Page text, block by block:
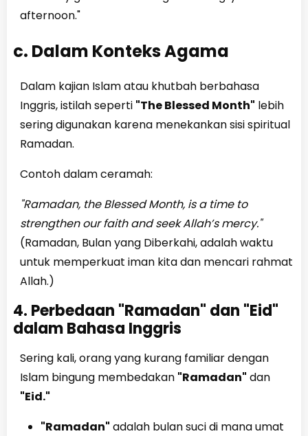
afternoon."
c. Dalam Konteks Agama
Dalam kajian Islam atau khutbah berbahasa
Inggris, istilah seperti "The Blessed Month" lebih
sering digunakan karena menekankan sisi spiritual
Ramadan.
Contoh dalam ceramah:
"Ramadan, the Blessed Month, is a time to
strengthen our faith and seek Allah’s mercy."
(Ramadan, Bulan yang Diberkahi, adalah waktu
untuk memperkuat iman kita dan mencari rahmat
Allah.)
4. Perbedaan "Ramadan" dan "Eid"
dalam Bahasa Inggris
Sering kali, orang yang kurang familiar dengan
Islam bingung membedakan "Ramadan" dan
"Eid."
"Ramadan" adalah bulan suci di mana umat